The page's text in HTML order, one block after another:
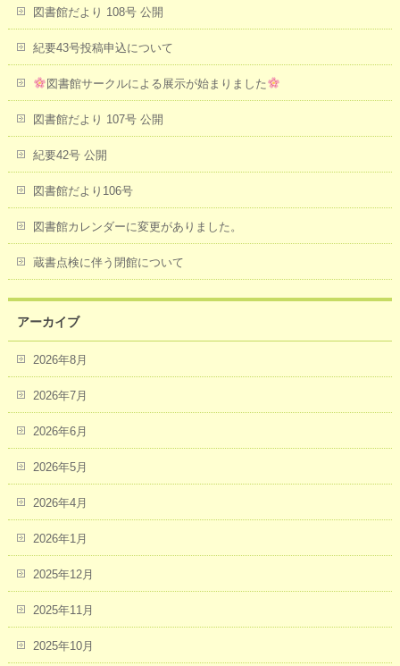
図書館だより 108号 公開
紀要43号投稿申込について
図書館サークルによる展示が始まりました
図書館だより 107号 公開
紀要42号 公開
図書館だより106号
図書館カレンダーに変更がありました。
蔵書点検に伴う閉館について
アーカイブ
2026年8月
2026年7月
2026年6月
2026年5月
2026年4月
2026年1月
2025年12月
2025年11月
2025年10月